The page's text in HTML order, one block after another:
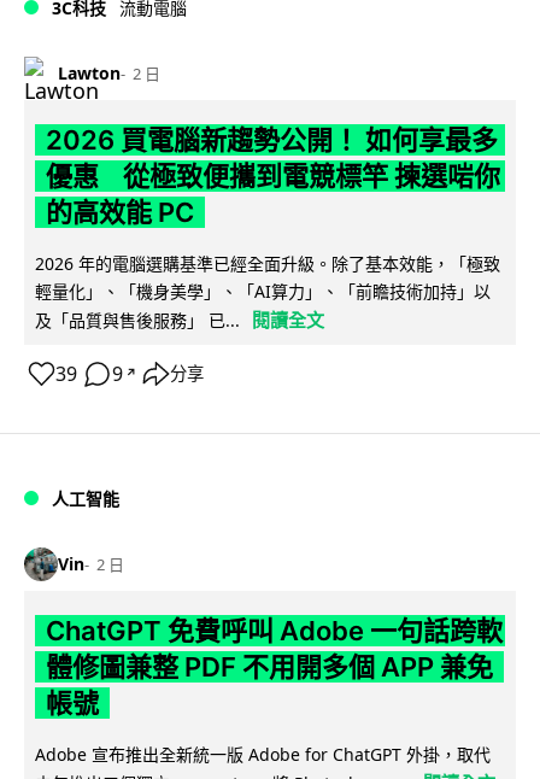
3C科技 流動電腦
Lawton 2 日
2026 買電腦新趨勢公開！ 如何享最多
優惠 從極致便攜到電競標竿 揀選啱你
的高效能 PC
2026 年的電腦選購基準已經全面升級。除了基本效能，「極致
輕量化」、「機身美學」、「AI算力」、「前瞻技術加持」以
及「品質與售後服務」 已...
閱讀全文
39 9 ↗ 分享
人工智能
Vin 2 日
ChatGPT 免費呼叫 Adobe 一句話跨軟
體修圖兼整 PDF 不用開多個 APP 兼免
帳號
Adobe 宣布推出全新統一版 Adobe for ChatGPT 外掛，取代